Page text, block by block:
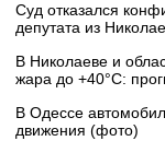
Суд отказался
депутата из
В Николаеве и
жара до +40°C:
В Одессе
движения (фото)